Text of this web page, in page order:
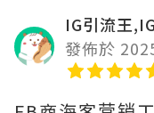
IG引流王
發佈於